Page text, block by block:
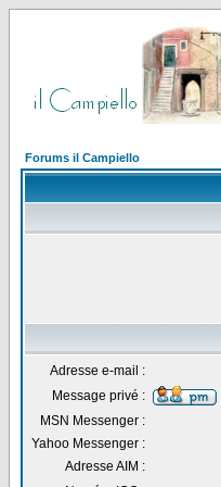
Forums il Campiello
Adresse e-mail :
Message privé :
MSN Messenger :
Yahoo Messenger :
Adresse AIM :